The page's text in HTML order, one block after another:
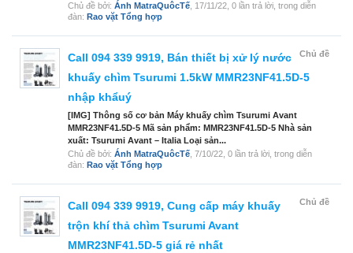
Chủ đề bởi: Ánh MatraQuôcTế 17/11/22 , 0 lần trả lời, trong diễn
đàn: Rao vặt Tổng hợp
Chủ đề
Call 094 339 9919, Bán thiết bị xử lý nước
khuấy chìm Tsurumi 1.5kW MMR23NF41.5D-5
nhập khẩuý
[IMG] Thông số cơ bản Máy khuấy chìm Tsurumi Avant
MMR23NF41.5D-5 Mã sản phẩm: MMR23NF41.5D-5 Nhà sản
xuất: Tsurumi Avant – Italia Loại sản...
Chủ đề bởi: Ánh MatraQuôcTế 7/10/22 , 0 lần trả lời, trong diễn
đàn: Rao vặt Tổng hợp
Chủ đề
Call 094 339 9919, Cung cấp máy khuấy
trộn khí thả chìm Tsurumi Avant
MMR23NF41.5D-5 giá rẻ nhất